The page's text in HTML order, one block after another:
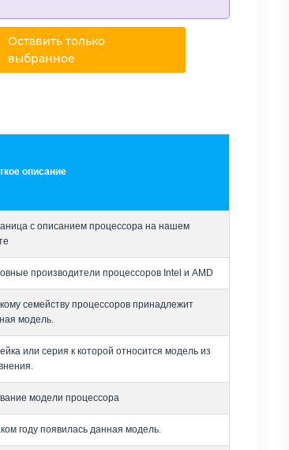
Оставить только
выбранное
описание
с описанием процессора на нашем
производители процессоров Intel и AMD
семейству процессоров принадлежит
модель.
или серия к которой относится модель из
модели процессора
году появилась данная модель.